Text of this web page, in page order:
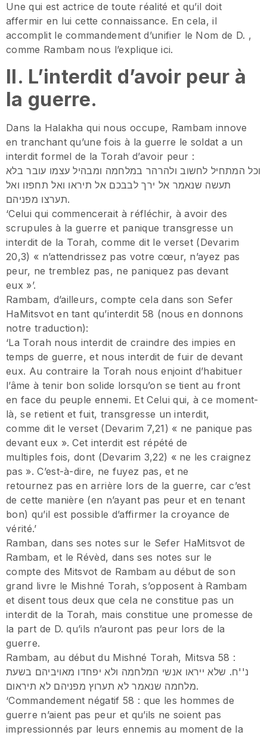
Une qui est actrice de toute réalité et qu’il doit
affermir en lui cette connaissance. En cela, il
accomplit le commandement d’unifier le Nom de D. ,
comme Rambam nous l’explique ici.
II. L’interdit d’avoir peur à
la guerre.
Dans la Halakha qui nous occupe, Rambam innove
en tranchant qu’une fois à la guerre le soldat a un
interdit formel de la Torah d’avoir peur :
וכל המתחיל לחשוב ולהרהר במלחמה ומבהיל עצמו עובר בלא
תעשה שנאמר אל ירך לבבכם אל תיראו ואל תחפזו ואל
תערצו מפניהם.
‘Celui qui commencerait à réfléchir, à avoir des
scrupules à la guerre et panique transgresse un
interdit de la Torah, comme dit le verset (Devarim
20,3) « n’attendrissez pas votre cœur, n’ayez pas
peur, ne tremblez pas, ne paniquez pas devant
eux »’.
Rambam, d’ailleurs, compte cela dans son Sefer
HaMitsvot en tant qu’interdit 58 (nous en donnons
notre traduction):
‘La Torah nous interdit de craindre des impies en
temps de guerre, et nous interdit de fuir de devant
eux. Au contraire la Torah nous enjoint d’habituer
l’âme à tenir bon solide lorsqu’on se tient au front
en face du peuple ennemi. Et Celui qui, à ce moment-
là, se retient et fuit, transgresse un interdit,
comme dit le verset (Devarim 7,21) « ne panique pas
devant eux ». Cet interdit est répété de
multiples fois, dont (Devarim 3,22) « ne les craignez
pas ». C’est-à-dire, ne fuyez pas, et ne
retournez pas en arrière lors de la guerre, car c’est
de cette manière (en n’ayant pas peur et en tenant
bon) qu’il est possible d’affirmer la croyance de
vérité.’
Ramban, dans ses notes sur le Sefer HaMitsvot de
Rambam, et le Révèd, dans ses notes sur le
compte des Mitsvot de Rambam au début de son
grand livre le Mishné Torah, s’opposent à Rambam
et disent tous deux que cela ne constitue pas un
interdit de la Torah, mais constitue une promesse de
la part de D. qu’ils n’auront pas peur lors de la
guerre.
Rambam, au début du Mishné Torah, Mitsva 58 :
נ''ח. שלא ייראו אנשי המלחמה ולא יפחדו מאויביהם בשעת
מלחמה שנאמר לא תערוץ מפניהם לא תיראום.
‘Commandement négatif 58 : que les hommes de
guerre n’aient pas peur et qu’ils ne soient pas
impressionnés par leurs ennemis au moment de la